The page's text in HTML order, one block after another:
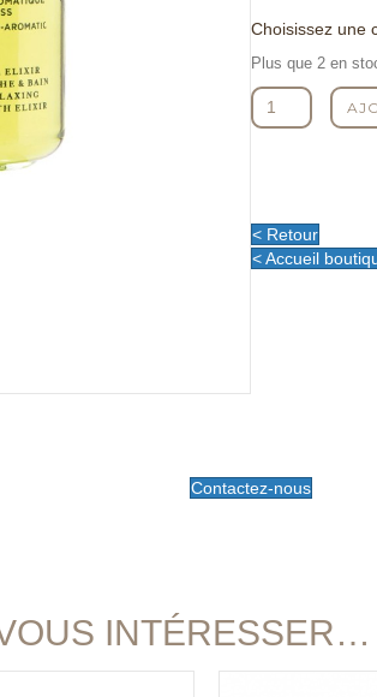
Choisissez une
Plus que 2 en
quantité
de
stress
< Retour
< Accueil
Contactez-nous
INTÉRESSER…